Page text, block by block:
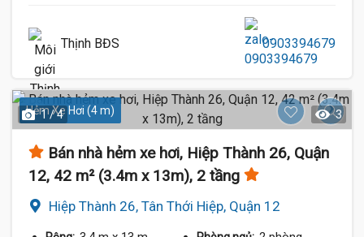
Thịnh BĐS 0903394679
Hẻm Xe Hơi (4 m)
1 / 4 3
Bán nhà hẻm xe hơi, Hiệp Thành 26, Quận
12, 42 m² (3.4m x 13m), 2 tầng
Hiệp Thành 26, Tân Thới Hiệp, Quận 12